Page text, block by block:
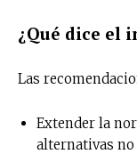
¿Qué dice el
Las
Extender la
alternativas